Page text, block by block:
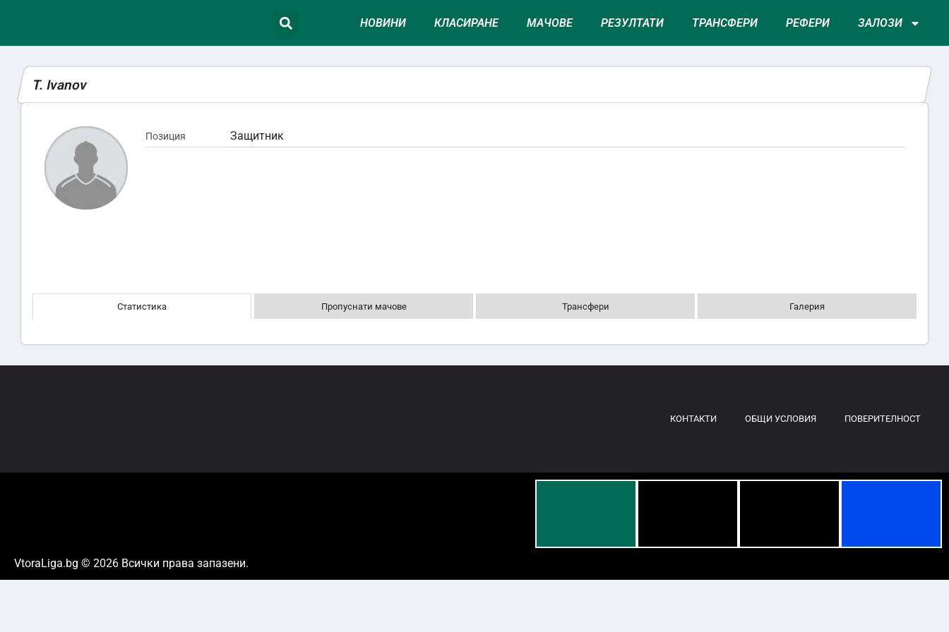
НОВИНИ КЛАСИРАНЕ МАЧОВЕ РЕЗУЛТАТИ ТРАНСФЕРИ РЕФЕРИ ЗАЛОЗИ
T. Ivanov
Позиция Защитник
Статистика Пропуснати мачове Трансфери Галерия
КОНТАКТИ ОБЩИ УСЛОВИЯ ПОВЕРИТЕЛНОСТ
VtoraLiga.bg © 2026 Всички права запазени.